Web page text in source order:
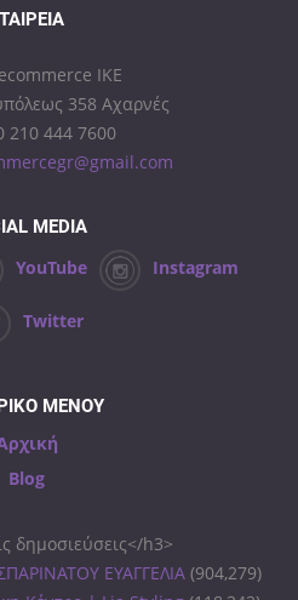
IKE
358 Αχαρνές
210 444 7600
MEDIA
YouTube Instagram
Twitter
ΜΕΝΟΥ
Blog
δημοσιεύσεις</h3>
ΕΥΑΓΓΕΛΙΑ (904,279)